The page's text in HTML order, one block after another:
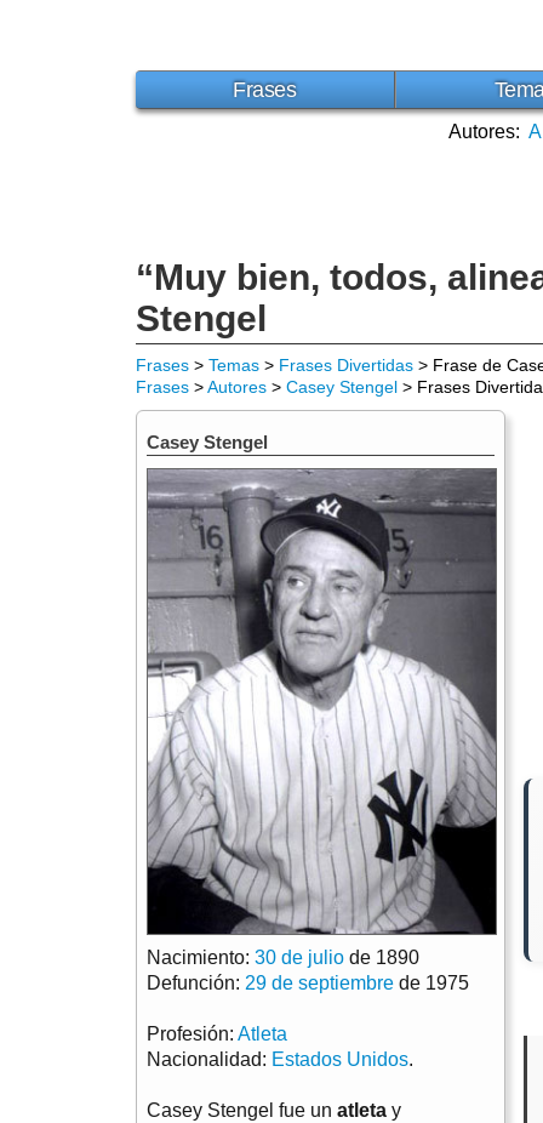
Frases
Autores: A
“Muy bien, todos,
Stengel
Frases > Temas > Frases Divertidas > Frase de
Frases >Autores > Casey Stengel > Frases
Casey Stengel
Nacimiento: 30 de julio de 1890
Defunción: 29 de septiembre de 1975
Profesión: Atleta
Nacionalidad: Estados Unidos.
Casey Stengel fue un atleta y